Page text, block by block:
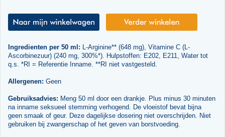
Ingredienten per 50 ml: L-Arginine** (648 mg), Vitamine C (L-
Ascorbinezuur) (240 mg, 300%*). Hulpstoffen: E202, E211, Water tot
q.s. *RI = Referentie Inname. **RI niet vastgesteld.
Allergenen: Geen
Gebruiksadvies: Meng 50 ml door een drankje. Plus minus 30 minuten
na inname seksueel stemming verhogend. De vloeistof bevat bijna
geen smaak of geur. Deze dagelijkse dosering niet overschrijden. Niet
gebruiken bij zwangerschap of het geven van borstvoeding.